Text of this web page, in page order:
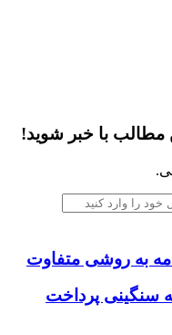
مطالب با خبر شوید!
سنگینی پرداخت